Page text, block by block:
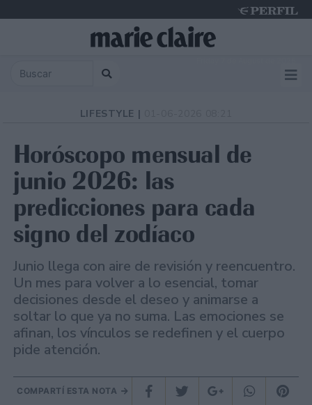
LIFESTYLE |
Horóscopo mensual de
junio 2026: las
predicciones para cada
signo del zodíaco
Junio llega con aire de revisión y reencuentro.
Un mes para volver a lo esencial, tomar
decisiones desde el deseo y animarse a
soltar lo que ya no suma. Las emociones se
afinan, los vínculos se redefinen y el cuerpo
pide atención.
COMPARTÍ ESTA NOTA